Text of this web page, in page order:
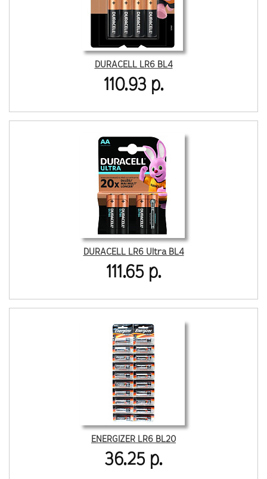
DURACELL LR6 BL4
110.93 р.
DURACELL LR6 Ultra BL4
111.65 р.
ENERGIZER LR6 BL20
36.25 р.